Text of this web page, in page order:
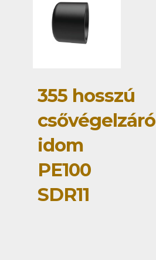
355 hosszú
csővégelzáró
idom
PE100
SDR11